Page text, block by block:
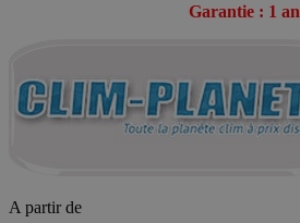
Garantie : 1 an
A partir de